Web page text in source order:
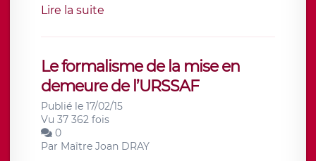
Lire la suite
Le formalisme de la mise en
demeure de l’URSSAF
Publié le 17/02/15
Vu 37 362 fois
0
Par Maître Joan DRAY